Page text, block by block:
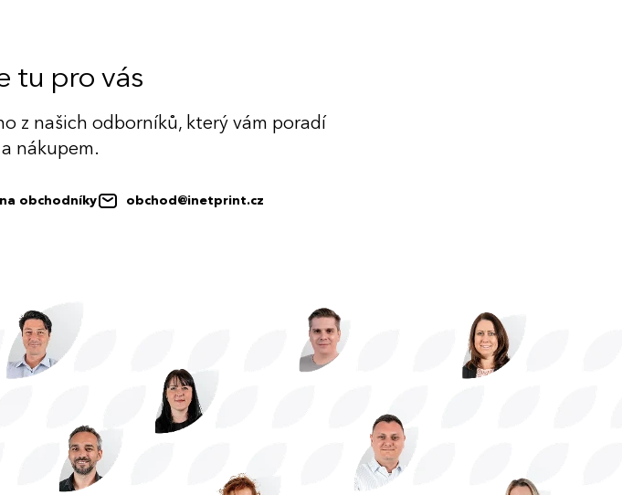
tu pro vás
z našich odborníků, který vám poradí
nákupem.
obchodníky obchod@inetprint.cz